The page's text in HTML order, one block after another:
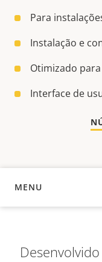
Para
Instalação e
Otimizado
Interface de
MENU
VISÃO GERAL